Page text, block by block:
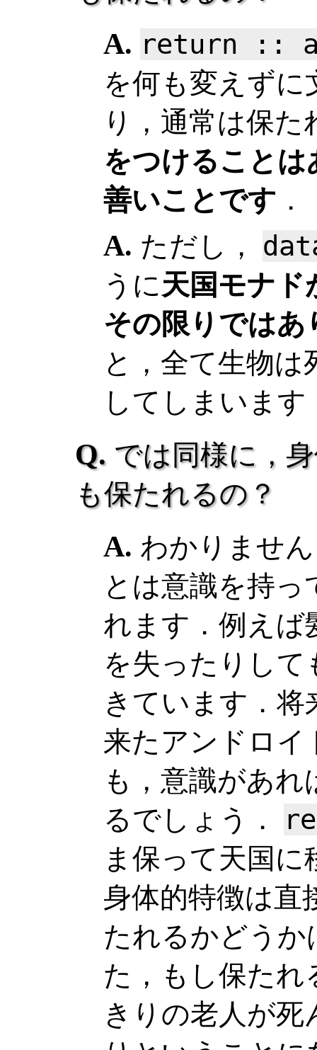
return ::
を何も変えずに
り，通常は保
をつけること
善いことです ．
ただし，
うに天国モナド
その限りではあ
と，全て生物は
してしまいます
では同様に，
も保たれるの？
わかりませ
とは意識を持
れます．例えば
を失ったりして
きています．将
来たアンドロイ
も，意識があ
るでしょう．
ま保って天国
身体的特徴は直
たれるかどう
た，もし保たれ
きりの老人が